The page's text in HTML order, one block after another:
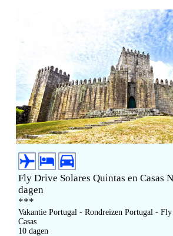
Fly Drive Solares Quintas en Casas
dagen
***
Vakantie Portugal - Rondreizen Portugal -
Casas
10 dagen